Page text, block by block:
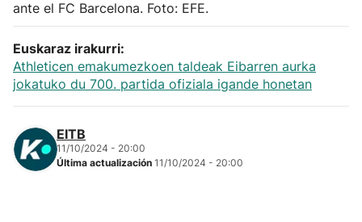
Más deportes
"Helmuga"
ante el FC Barcelona. Foto: EFE.
Euskaraz irakurri:
Athleticen emakumezkoen taldeak Eibarren aurka
jokatuko du 700. partida ofiziala igande honetan
EITB
11/10/2024 - 20:00
Última actualización 11/10/2024 - 20:00